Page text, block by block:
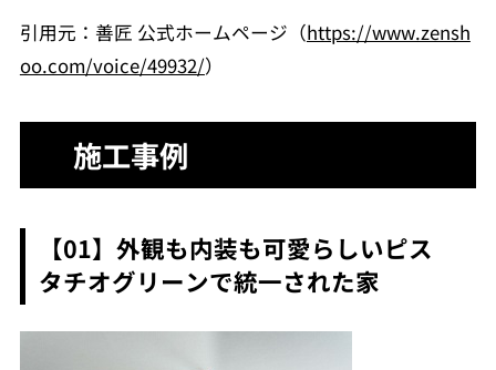
引用元：善匠 公式ホームページ（https://www.zensh
oo.com/voice/49932/）
施工事例
【01】外観も内装も可愛らしいピス
タチオグリーンで統一された家